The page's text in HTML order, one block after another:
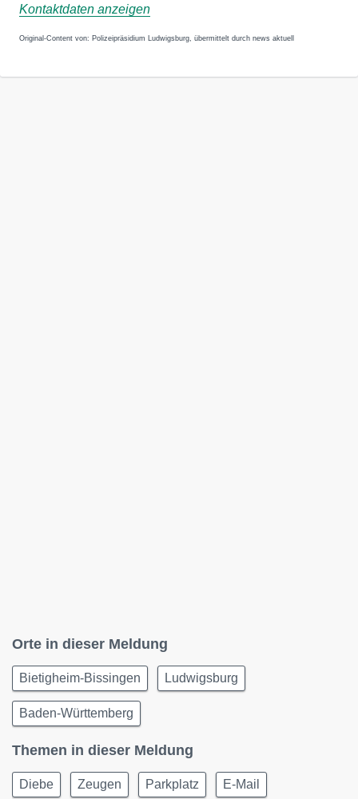
Kontaktdaten anzeigen
Original-Content von: Polizeipräsidium Ludwigsburg, übermittelt durch news aktuell
Orte in dieser Meldung
Bietigheim-Bissingen Ludwigsburg
Baden-Württemberg
Themen in dieser Meldung
Diebe Zeugen Parkplatz E-Mail